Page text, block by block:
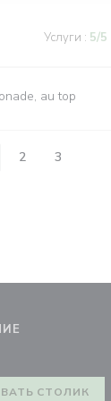
Услуги : 5/5
au top
2 3
СТОЛИК